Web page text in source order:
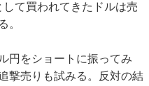
て買われてきたドルは売
。
円をショートに振ってみ
撃売りも試みる。反対の結